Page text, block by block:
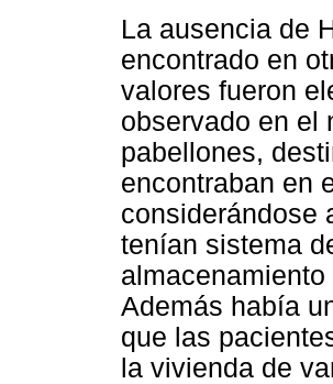
La ausencia de
encontrado en
valores fueron
observado en el
pabellones,
encontraban en
considerándose
tenían sistema
Además había
que las
la vivienda de